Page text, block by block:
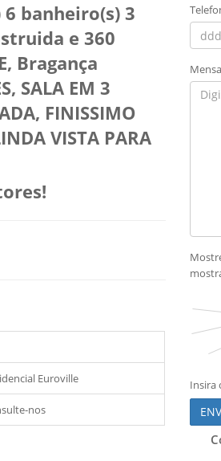
banheiro(s) 3
e 360
Bragança
SALA EM 3
FINISSIMO
VISTA PARA
Euroville
nos
Insira